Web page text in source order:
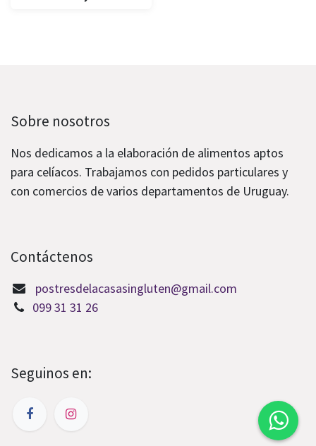
Sobre nosotros
Nos dedicamos a la elaboración de alimentos aptos
para celíacos. Trabajamos con pedidos particulares y
con comercios de varios departamentos de Uruguay.
Contáctenos
postresdelacasasingluten@gmail.com
099 31 31 26
Seguinos en: